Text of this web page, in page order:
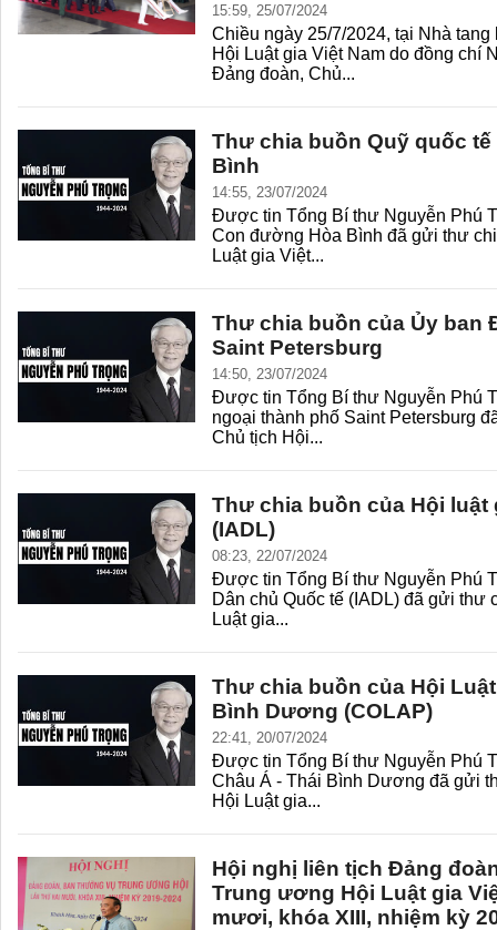
15:59, 25/07/2024
Chiều ngày 25/7/2024, tại Nhà
Hội Luật gia Việt Nam do đồng chí
Đảng đoàn, Chủ...
Thư chia buồn Quỹ quốc
Bình
14:55, 23/07/2024
Được tin Tổng Bí thư Nguyễn Phú
Con đường Hòa Bình đã gửi thư
Luật gia Việt...
Thư chia buồn của Ủy ban
Saint Petersburg
14:50, 23/07/2024
Được tin Tổng Bí thư Nguyễn Phú
ngoại thành phố Saint Petersburg
Chủ tịch Hội...
Thư chia buồn của Hội luật
(IADL)
08:23, 22/07/2024
Được tin Tổng Bí thư Nguyễn Phú
Dân chủ Quốc tế (IADL) đã gửi thư
Luật gia...
Thư chia buồn của Hội
Bình Dương (COLAP)
22:41, 20/07/2024
Được tin Tổng Bí thư Nguyễn Phú
Châu Á - Thái Bình Dương đã gửi
Hội Luật gia...
Hội nghị liên tịch Đảng
Trung ương Hội Luật gia
mươi, khóa XIII, nhiệm kỳ